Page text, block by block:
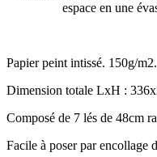
espace en une
Papier peint intissé. 150g/m2.
Dimension totale LxH :
Composé de 7 lés de 48cm
Facile à poser par encollage